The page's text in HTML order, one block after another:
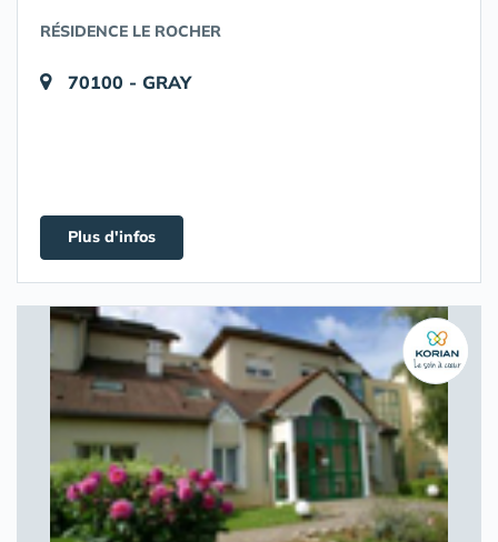
RÉSIDENCE LE ROCHER
70100 - GRAY
Plus d'infos